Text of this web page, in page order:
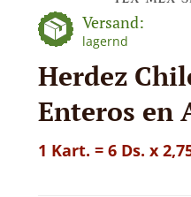
Versand:
lagernd
Herdez
Enteros en
1 Kart. = 6 Ds. x